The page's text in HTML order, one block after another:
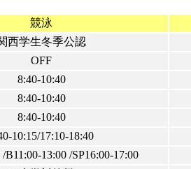
競泳
西学生冬季公認
OFF
8:40-10:40
8:40-10:40
8:40-10:40
10:15/17:10-18:40
B11:00-13:00 /SP16:00-17:00